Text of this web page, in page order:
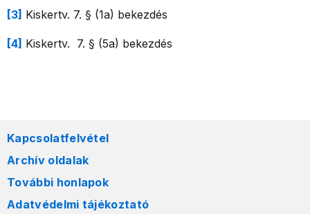
[3] Kiskertv. 7. § (1a) bekezdés
[4] Kiskertv. 7. § (5a) bekezdés
Kapcsolatfelvétel
Archív oldalak
További honlapok
Adatvédelmi tájékoztató